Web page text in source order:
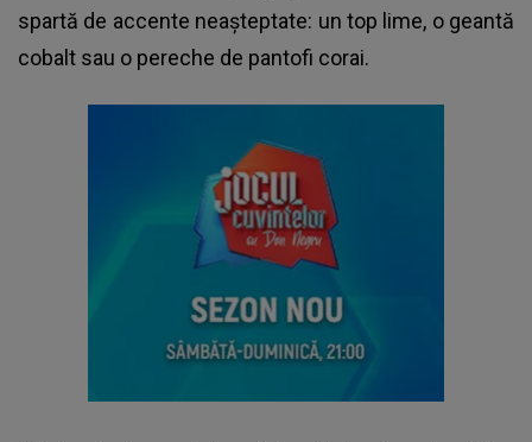
spartă de accente neașteptate: un top lime, o geantă
cobalt sau o pereche de pantofi corai.